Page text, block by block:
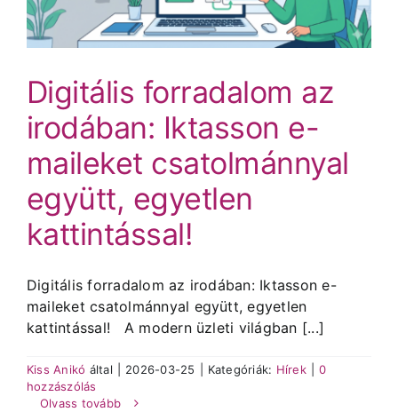
Digitális forradalom az
irodában: Iktasson e-
maileket csatolmánnyal
együtt, egyetlen
kattintással!
Digitális forradalom az irodában: Iktasson e-
maileket csatolmánnyal együtt, egyetlen
kattintással! A modern üzleti világban [...]
Kiss Anikó által 2026-03-25 Kategóriák: Hírek
0
hozzászólás
Olvass tovább